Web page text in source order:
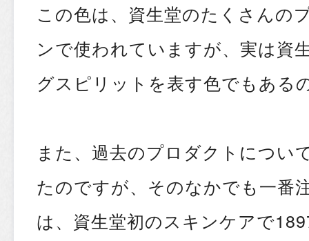
この色は、資生堂のたくさんの
ンで使われていますが、実は資
グスピリットを表す色でもある
また、過去のプロダクトについ
たのですが、そのなかでも一番
は、資生堂初のスキンケアで